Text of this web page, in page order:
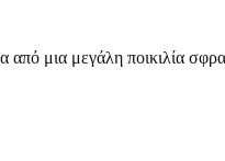
από μια μεγάλη ποικιλία